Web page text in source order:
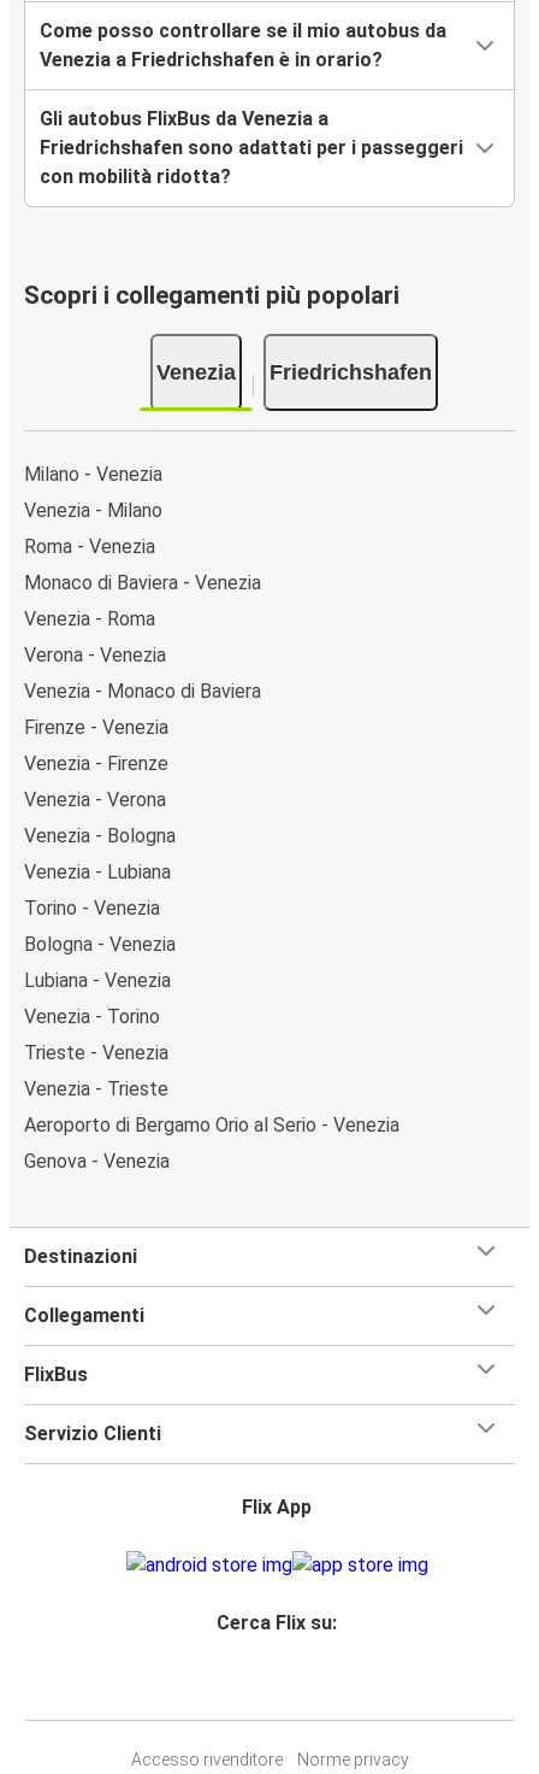
Come posso controllare se il mio autobus da
Venezia a Friedrichshafen è in orario?
Gli autobus FlixBus da Venezia a
Friedrichshafen sono adattati per i passeggeri
con mobilità ridotta?
Scopri i collegamenti più popolari
Venezia Friedrichshafen
Milano - Venezia
Venezia - Milano
Roma - Venezia
Monaco di Baviera - Venezia
Venezia - Roma
Verona - Venezia
Venezia - Monaco di Baviera
Firenze - Venezia
Venezia - Firenze
Venezia - Verona
Venezia - Bologna
Venezia - Lubiana
Torino - Venezia
Bologna - Venezia
Lubiana - Venezia
Venezia - Torino
Trieste - Venezia
Venezia - Trieste
Aeroporto di Bergamo Orio al Serio - Venezia
Genova - Venezia
Destinazioni
Collegamenti
FlixBus
Servizio Clienti
Flix App
Cerca Flix su:
Accesso rivenditore Norme privacy